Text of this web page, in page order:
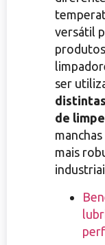
versátil
ser
de
mais